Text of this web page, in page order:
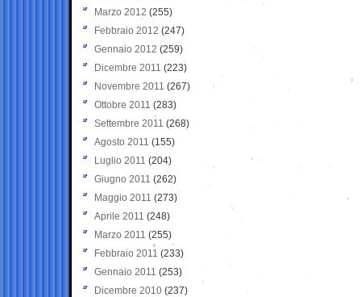
Marzo 2012 (255)
Febbraio 2012 (247)
Gennaio 2012 (259)
Dicembre 2011 (223)
Novembre 2011 (267)
Ottobre 2011 (283)
Settembre 2011 (268)
Agosto 2011 (155)
Luglio 2011 (204)
Giugno 2011 (262)
Maggio 2011 (273)
Aprile 2011 (248)
Marzo 2011 (255)
Febbraio 2011 (233)
Gennaio 2011 (253)
Dicembre 2010 (237)